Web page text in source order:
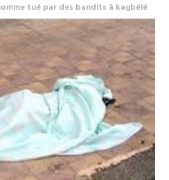
tué par des bandits à kagbélé